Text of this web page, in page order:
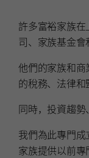
許多富裕家族
司、家族基金會
他們的家族和
的稅務、法律和
同時，投資趨勢
我們為此專門成
家族提供以前專